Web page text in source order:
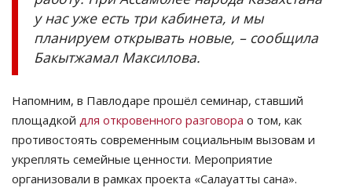
у нас уже есть три кабинета, и мы
планируем открывать новые, – сообщила
Бакытжамал Максилова.
Напомним, в Павлодаре прошёл семинар, ставший
площадкой для откровенного разговора о том, как
противостоять современным социальным вызовам и
укреплять семейные ценности. Мероприятие
организовали в рамках проекта «Салауатты сана».